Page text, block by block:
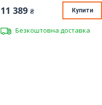
11 389 ₴ Купити
Безкоштовна доставка